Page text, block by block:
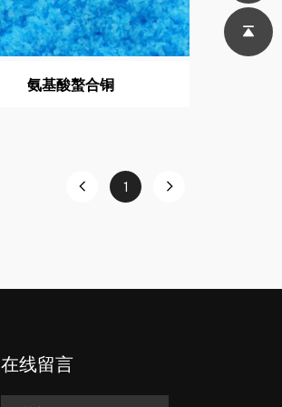
氨基酸螯合铜
1
在线留言